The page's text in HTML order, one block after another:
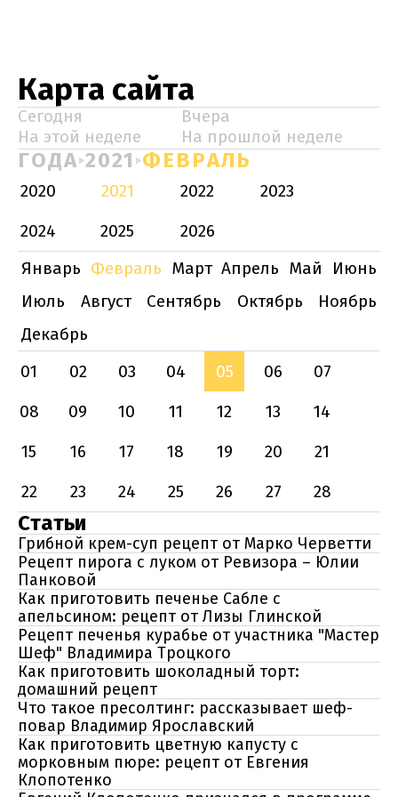
Карта сайта
Сегодня
Вчера
На этой неделе
На прошлой неделе
ГОДА 2021 ФЕВРАЛЬ
2020 2021 2022
2023
2024
2025
2026
Январь Февраль Март Апрель Май
Июнь
Июль
Август Сентябрь Октябрь
Ноябрь
Декабрь
01
02 03 04 05 06
07
08
09 10 11 12 13
14
15
16 17 18 19 20
21
22
23 24 25 26 27 28
Статьи
Грибной крем-суп рецепт от Марко Черветти
Рецепт пирога с луком от Ревизора – Юлии
Панковой
Как приготовить печенье Сабле с
апельсином: рецепт от Лизы Глинской
Рецепт печенья курабье от участника "Мастер
Шеф" Владимира Троцкого
Как приготовить шоколадный торт:
домашний рецепт
Что такое пресолтинг: рассказывает шеф-
повар Владимир Ярославский
Как приготовить цветную капусту с
морковным пюре: рецепт от Евгения
Клопотенко